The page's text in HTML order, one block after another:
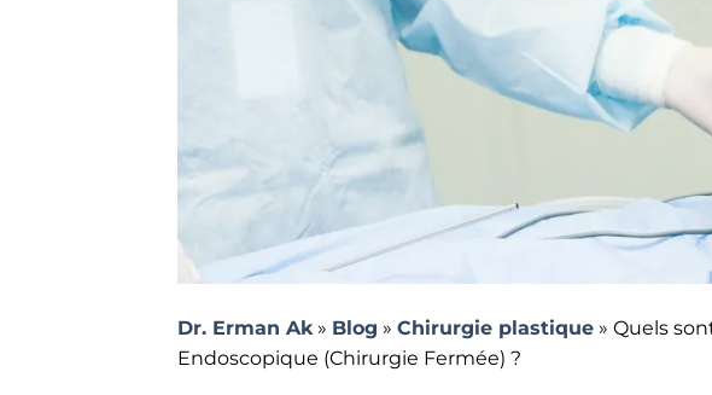
Dr. Erman Ak» Blog » Chirurgie plastique » Quels
Endoscopique (Chirurgie Fermée) ?